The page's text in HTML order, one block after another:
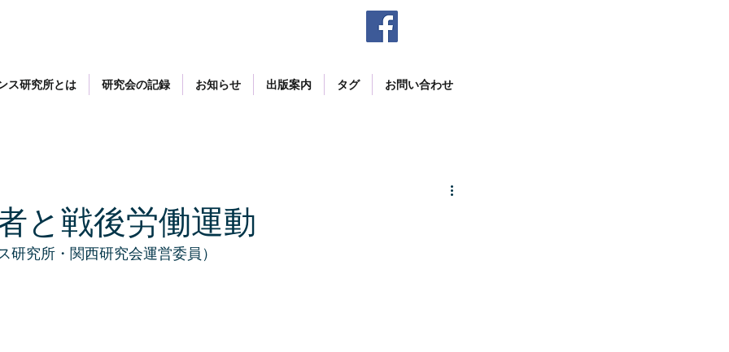
ス研究所とは 研究会の記録 お知らせ 出版案内 タグ お問い合わせ
と戦後労働運動
研究所・関西研究会運営委員）